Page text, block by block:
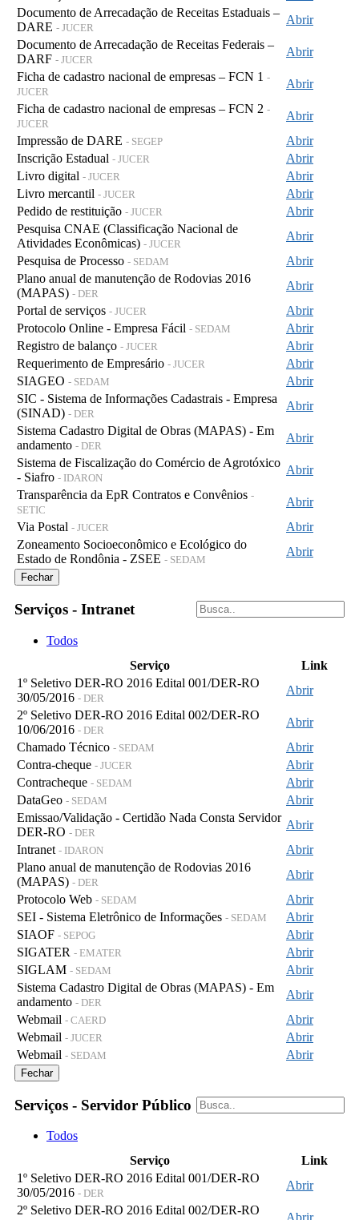
Documento de Arrecadação de Receitas Estaduais –
DARE - JUCER
Abrir
Documento de Arrecadação de Receitas Federais –
DARF - JUCER
Abrir
Ficha de cadastro nacional de empresas – FCN 1 -
JUCER
Abrir
Ficha de cadastro nacional de empresas – FCN 2 -
JUCER
Abrir
Impressão de DARE - SEGEP
Abrir
Inscrição Estadual - JUCER
Abrir
Livro digital - JUCER
Abrir
Livro mercantil - JUCER
Abrir
Pedido de restituição - JUCER
Abrir
Pesquisa CNAE (Classificação Nacional de
Atividades Econômicas) - JUCER
Abrir
Pesquisa de Processo - SEDAM
Abrir
Plano anual de manutenção de Rodovias 2016
(MAPAS) - DER
Abrir
Portal de serviços - JUCER
Abrir
Protocolo Online - Empresa Fácil - SEDAM
Abrir
Registro de balanço - JUCER
Abrir
Requerimento de Empresário - JUCER
Abrir
SIAGEO - SEDAM
Abrir
SIC - Sistema de Informações Cadastrais - Empresa
(SINAD) - DER
Abrir
Sistema Cadastro Digital de Obras (MAPAS) - Em
andamento - DER
Abrir
Sistema de Fiscalização do Comércio de Agrotóxico
- Siafro - IDARON
Abrir
Transparência da EpR Contratos e Convênios -
SETIC
Abrir
Via Postal - JUCER
Abrir
Zoneamento Socioeconômico e Ecológico do
Estado de Rondônia - ZSEE - SEDAM
Abrir
Fechar
Serviços - Intranet
Todos
Serviço
Link
1º Seletivo DER-RO 2016 Edital 001/DER-RO
30/05/2016 - DER
Abrir
2º Seletivo DER-RO 2016 Edital 002/DER-RO
10/06/2016 - DER
Abrir
Chamado Técnico - SEDAM
Abrir
Contra-cheque - JUCER
Abrir
Contracheque - SEDAM
Abrir
DataGeo - SEDAM
Abrir
Emissao/Validação - Certidão Nada Consta Servidor
DER-RO - DER
Abrir
Intranet - IDARON
Abrir
Plano anual de manutenção de Rodovias 2016
(MAPAS) - DER
Abrir
Protocolo Web - SEDAM
Abrir
SEI - Sistema Eletrônico de Informações - SEDAM
Abrir
SIAOF - SEPOG
Abrir
SIGATER - EMATER
Abrir
SIGLAM - SEDAM
Abrir
Sistema Cadastro Digital de Obras (MAPAS) - Em
andamento - DER
Abrir
Webmail - CAERD
Abrir
Webmail - JUCER
Abrir
Webmail - SEDAM Abrir
Fechar
Serviços - Servidor Público
Todos
Serviço
Link
1º Seletivo DER-RO 2016 Edital 001/DER-RO
30/05/2016 - DER
Abrir
2º Seletivo DER-RO 2016 Edital 002/DER-RO